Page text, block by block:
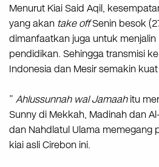
Menurut Kiai Said Aqil,
yang akan take offSenin besok
dimanfaatkan juga untuk
pendidikan. Sehingga transmisi
Indonesia dan Mesir semakin
” Ahlussunnah wal Jamaahitu
Sunny di Mekkah, Madinah dan
dan Nahdlatul Ulama memegang
kiai asli Cirebon ini.